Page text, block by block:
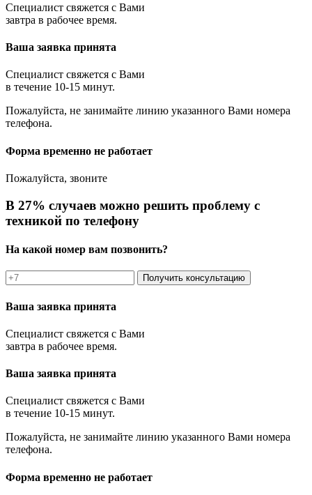
Специалист свяжется с Вами
завтра в рабочее время.
Ваша заявка принята
Специалист свяжется с Вами
в течение 10-15 минут.
Пожалуйста, не занимайте линию указанного Вами номера
телефона.
Форма временно не работает
Пожалуйста, звоните
В 27% случаев можно решить проблему с
техникой по телефону
На какой номер вам позвонить?
Получить консультацию
Ваша заявка принята
Специалист свяжется с Вами
завтра в рабочее время.
Ваша заявка принята
Специалист свяжется с Вами
в течение 10-15 минут.
Пожалуйста, не занимайте линию указанного Вами номера
телефона.
Форма временно не работает